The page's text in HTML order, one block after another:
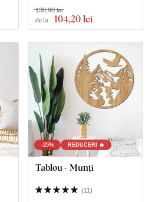
de la 104,20 lei
138,90 lei
-25% REDUCERI 🔥
Tablou - Munți
(11)